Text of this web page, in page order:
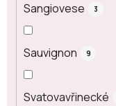
Sangiovese 3
Sauvignon 9
Svatovavřinecké